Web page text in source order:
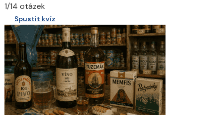
1/14 otázek
Spustit kvíz